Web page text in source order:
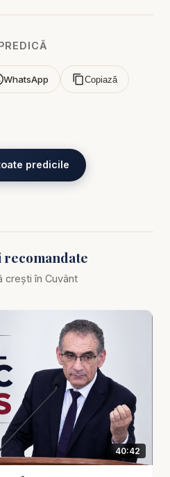
că faci parte din
- Nu mai avem timp -
ci ca să ne trezească.
este o frază dramatică
spirituală care apasă tot
anii trec, inima se
stil de viață, iar
pe locul doi. În această
pastorul Valentin
de alarmă și de
pentru superficialitate,
WhatsApp Copiază
predicile
crești în Cuvânt
40:42